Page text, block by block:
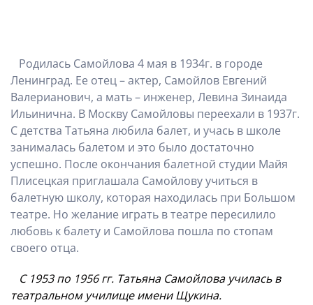
Родилась Самойлова 4 мая в 1934г. в городе
Ленинград. Ее отец – актер, Самойлов Евгений
Валерианович, а мать – инженер, Левина Зинаида
Ильинична. В Москву Самойловы переехали в 1937г.
С детства Татьяна любила балет, и учась в школе
занималась балетом и это было достаточно
успешно. После окончания балетной студии Майя
Плисецкая приглашала Самойлову учиться в
балетную школу, которая находилась при Большом
театре. Но желание играть в театре пересилило
любовь к балету и Самойлова пошла по стопам
своего отца.
С 1953 по 1956 гг. Татьяна Самойлова училась в
театральном училище имени Щукина.